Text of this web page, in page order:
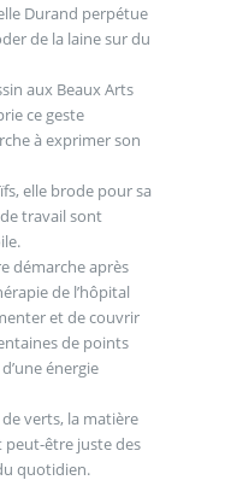
Durand perpétue
de la laine sur du
aux Beaux Arts
ce geste
à exprimer son
elle brode pour sa
travail sont
démarche après
de l’hôpital
et de couvrir
de points
énergie
verts, la matière
peut-être juste des
quotidien.